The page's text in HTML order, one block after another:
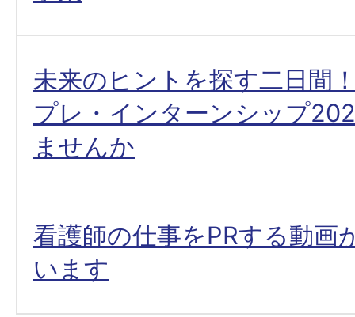
未来のヒントを探す二日間
プレ・インターンシップ
ませんか
看護師の仕事をPRする動画
います